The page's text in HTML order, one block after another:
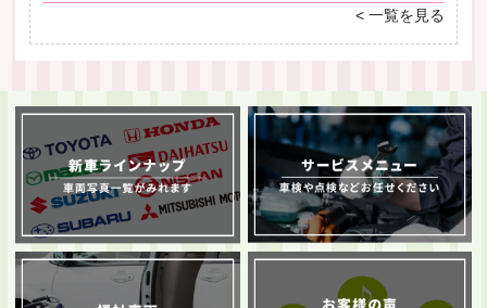
< 一覧を見る